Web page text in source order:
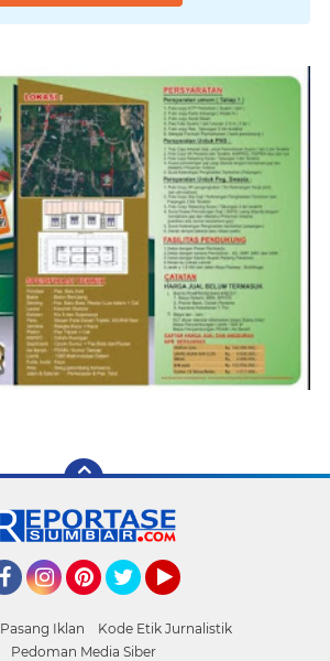
Pasang Iklan
Kode Etik Jurnalistik
Pedoman Media Siber